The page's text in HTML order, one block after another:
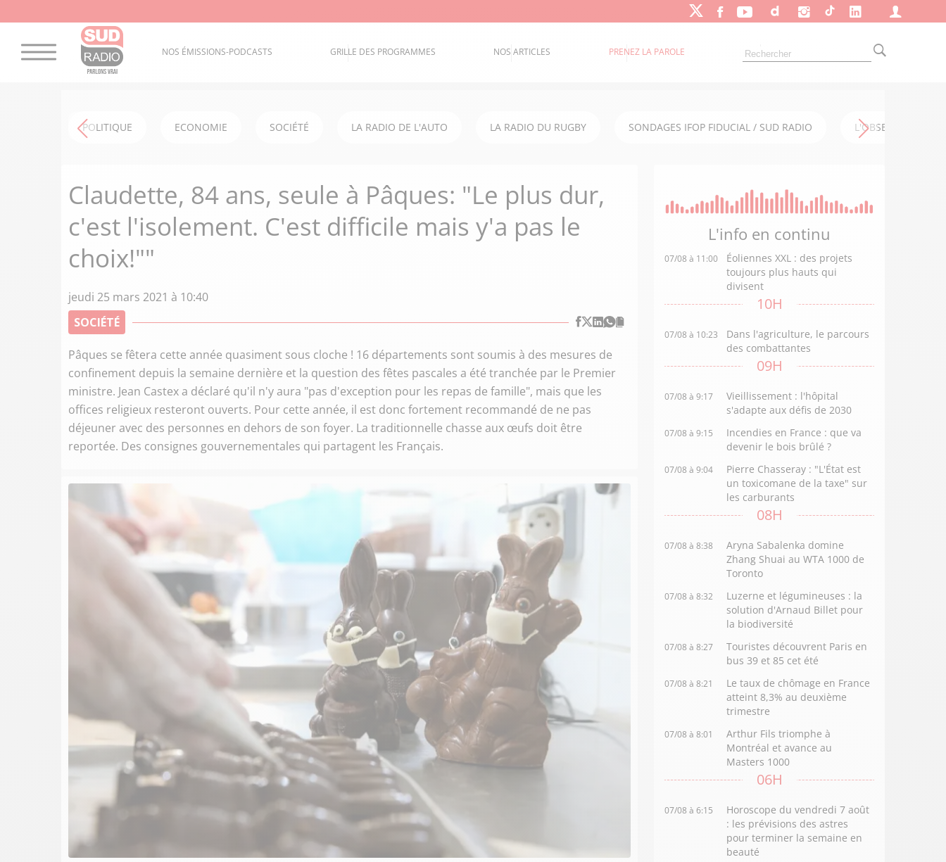
NOS ÉMISSIONS-PODCASTS GRILLE DES PROGRAMMES NOS ARTICLES PRENEZ LA PAROLE
POLITIQUE ECONOMIE SOCIÉTÉ LA RADIO DE L'AUTO LA RADIO DU RUGBY SONDAGES IFOP FIDUCIAL / SUD RADIO L'OBSERVATOIRE
Claudette, 84 ans, seule à Pâques: "Le plus dur,
c'est l'isolement. C'est difficile mais y'a pas le
choix!""
jeudi 25 mars 2021 à 10:40
SOCIÉTÉ
Pâques se fêtera cette année quasiment sous cloche ! 16 départements sont soumis à des mesures de
confinement depuis la semaine dernière et la question des fêtes pascales a été tranchée par le Premier
ministre. Jean Castex a déclaré qu'il n'y aura "pas d'exception pour les repas de famille", mais que les
offices religieux resteront ouverts. Pour cette année, il est donc fortement recommandé de ne pas
déjeuner avec des personnes en dehors de son foyer. La traditionnelle chasse aux œufs doit être
reportée. Des consignes gouvernementales qui partagent les Français.
L'info en continu
07/08 à 11:00
Éoliennes XXL : des projets
toujours plus hauts qui
divisent
10H
07/08 à 10:23
Dans l'agriculture, le parcours
des combattantes
09H
07/08 à 9:17
Vieillissement : l'hôpital
s'adapte aux défis de 2030
07/08 à 9:15
Incendies en France : que va
devenir le bois brûlé ?
07/08 à 9:04
Pierre Chasseray : "L'État est
un toxicomane de la taxe" sur
les carburants
08H
07/08 à 8:38
Aryna Sabalenka domine
Zhang Shuai au WTA 1000 de
Toronto
07/08 à 8:32
Luzerne et légumineuses : la
solution d'Arnaud Billet pour
la biodiversité
07/08 à 8:27
Touristes découvrent Paris en
bus 39 et 85 cet été
07/08 à 8:21
Le taux de chômage en France
atteint 8,3% au deuxième
trimestre
07/08 à 8:01
Arthur Fils triomphe à
Montréal et avance au
Masters 1000
06H
07/08 à 6:15
Horoscope du vendredi 7 août
: les prévisions des astres
pour terminer la semaine en
beauté